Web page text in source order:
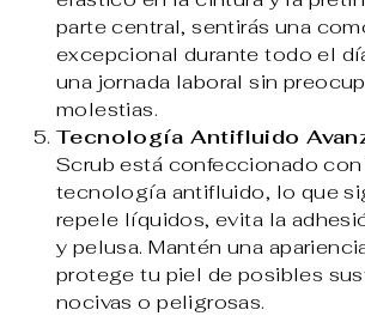
parte central, sentirás una
excepcional durante todo el
una jornada laboral sin
molestias.
Tecnología Antifluido
Scrub está confeccionado
tecnología antifluido, lo que
repele líquidos, evita la
y pelusa. Mantén una
protege tu piel de posibles
nocivas o peligrosas.